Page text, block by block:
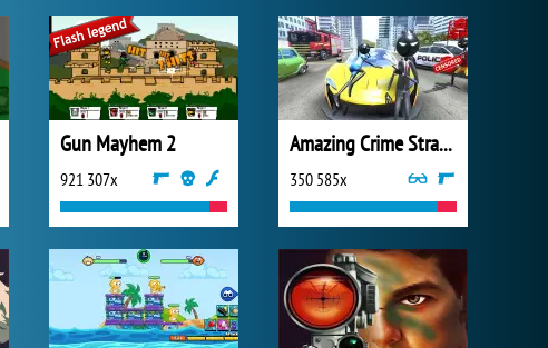
Gun Mayhem 2
921 307x
Amazing Crime Strange Stickman
350 585x